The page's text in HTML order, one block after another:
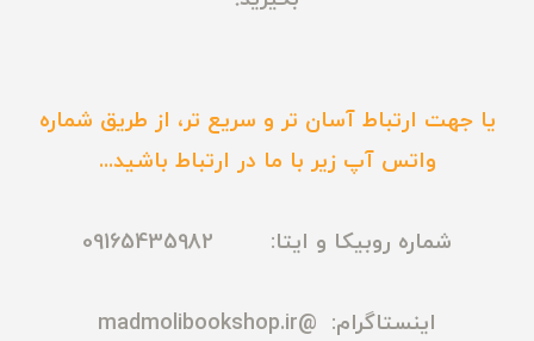
یا جهت ارتباط آسان تر و سریع تر، از طریق شماره
واتس آپ زیر با ما در ارتباط باشید...
شماره روبیکا و ایتا: 09165435982
اینستاگرام: @madmolibookshop.ir